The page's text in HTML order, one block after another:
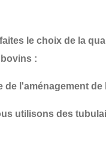
le choix de la
:
de l'aménagement
utilisons des